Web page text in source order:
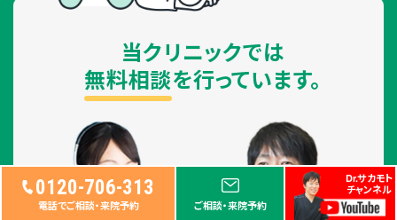
0120-706-313
電話でご相談・来院予約 ご相談・来院予約
Dr.サカモト
チャンネル
当クリニックでは
無料相談を行っています。